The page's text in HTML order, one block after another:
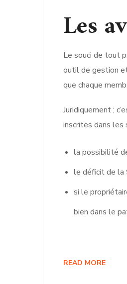
Les
Le souci de tout
outil de gestion
que chaque
Juridiquement ;
inscrites dans
la possibilité
le déficit de la
si le
bien dans le
READ MORE